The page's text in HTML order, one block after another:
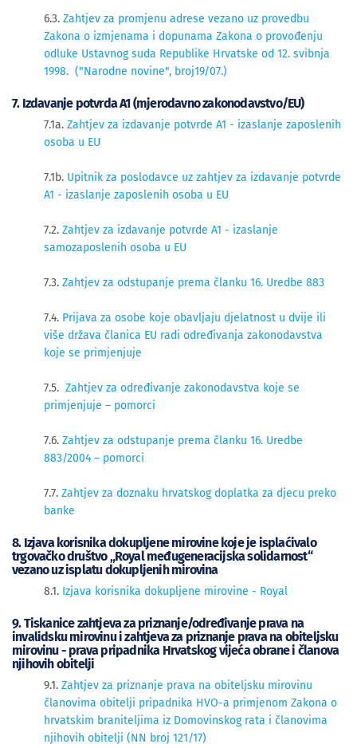
6.3. Zahtjev za promjenu adrese vezano uz provedbu
Zakona o izmjenama i dopunama Zakona o provođenju
odluke Ustavnog suda Republike Hrvatske od 12. svibnja
1998. ("Narodne novine", broj19/07.)
7. Izdavanje potvrda A1 (mjerodavno zakonodavstvo/EU)
7.1a. Zahtjev za izdavanje potvrde A1 - izaslanje zaposlenih
osoba u EU
7.1b. Upitnik za poslodavce uz zahtjev za izdavanje potvrde
A1 - izaslanje zaposlenih osoba u EU
7.2. Zahtjev za izdavanje potvrde A1 - izaslanje
samozaposlenih osoba u EU
7.3. Zahtjev za odstupanje prema članku 16. Uredbe 883
7.4. Prijava za osobe koje obavljaju djelatnost u dvije ili
više država članica EU radi određivanja zakonodavstva
koje se primjenjuje
7.5. Zahtjev za određivanje zakonodavstva koje se
primjenjuje – pomorci
7.6. Zahtjev za odstupanje prema članku 16. Uredbe
883/2004 – pomorci
7.7. Zahtjev za doznaku hrvatskog doplatka za djecu preko
banke
8. Izjava korisnika dokupljene mirovine koje je isplaćivalo
trgovačko društvo „Royal međugeneracijska solidarnost“
vezano uz isplatu dokupljenih mirovina
8.1. Izjava korisnika dokupljene mirovine - Royal
9. Tiskanice zahtjeva za priznanje/određivanje prava na
invalidsku mirovinu i zahtjeva za priznanje prava na obiteljsku
mirovinu - prava pripadnika Hrvatskog vijeća obrane i članova
njihovih obitelji
9.1. Zahtjev za priznanje prava na obiteljsku mirovinu
članovima obitelji pripadnika HVO-a primjenom Zakona o
hrvatskim braniteljima iz Domovinskog rata i članovima
njihovih obitelji (NN broj 121/17)